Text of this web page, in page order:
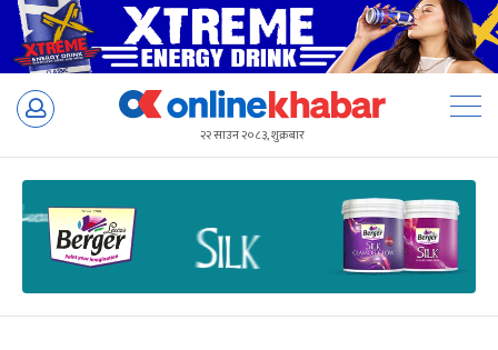
Skip
२२ साउन २०८३, शुक्रबार